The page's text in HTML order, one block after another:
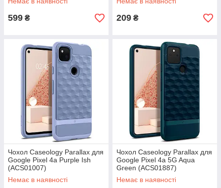
599 ₴ 209 ₴
Чохол Caseology Parallax для
Google Pixel 4a Purple Ish
(ACS01007)
Немає в наявності
Чохол Caseology Parallax для
Google Pixel 4a 5G Aqua
Green (ACS01887)
Немає в наявності